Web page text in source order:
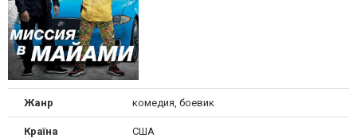
Жанр комедия, боевик
Країна США